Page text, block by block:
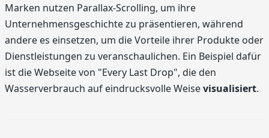
Marken nutzen Parallax-Scrolling, um ihre
Unternehmensgeschichte zu präsentieren, während
andere es einsetzen, um die Vorteile ihrer Produkte oder
Dienstleistungen zu veranschaulichen. Ein Beispiel dafür
ist die Webseite von "Every Last Drop", die den
Wasserverbrauch auf eindrucksvolle Weisevisualisiert.